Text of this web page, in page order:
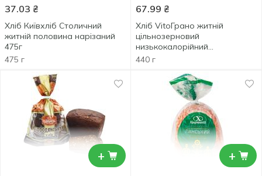
37.03 ₴
Хліб Київхліб Столичний
житній половина нарізаний
475г
475 г
67.99 ₴
Хліб VitoГрано житній
цільнозерновий
низькокалорійний
бездріжджовий 440г
440 г
+ +